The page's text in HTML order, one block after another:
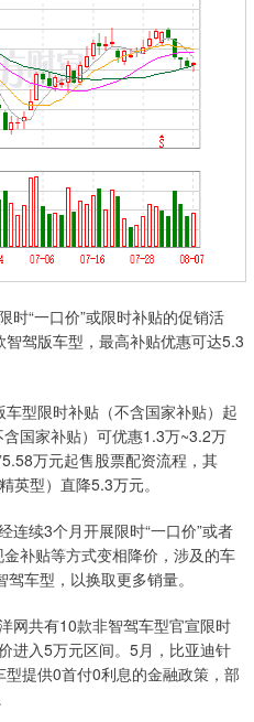
“一口价”或限时补贴的促销活
驾版车型，最高补贴优惠可达5.3
型限时补贴（不含国家补贴）起
国家补贴）可优惠1.3万~3.2万
万元起售股票配资流程，其
英型）直降5.3万元。
续3个月开展限时“一口价”或者
补贴等方式变相降价，涉及的车
车型，以换取更多销量。
共有10款非智驾车型官宣限时
进入5万元区间。5月，比亚迪针
提供0首付0利息的金融政策，部